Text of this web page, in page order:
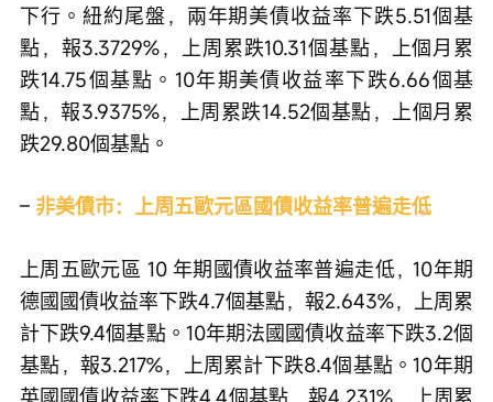
下行。紐約尾盤，兩年期美債收益率下跌5.51個基
點，報3.3729%，上周累跌10.31個基點，上個月累
跌14.75個基點。10年期美債收益率下跌6.66個基
點，報3.9375%，上周累跌14.52個基點，上個月累
跌29.80個基點。
– 非美債市：上周五歐元區國債收益率普遍走低
上周五歐元區 10 年期國債收益率普遍走低，10年期
德國國債收益率下跌4.7個基點，報2.643%，上周累
計下跌9.4個基點。10年期法國國債收益率下跌3.2個
基點，報3.217%，上周累計下跌8.4個基點。10年期
英國國債收益率下跌4.4個基點，報4.231%，上周累